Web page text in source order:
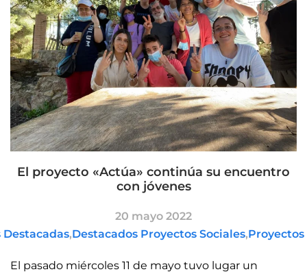
El proyecto «Actúa» continúa su encuentro
con jóvenes
20 mayo 2022
,Destacados Proyectos Sociales,Proyectos
El pasado miércoles 11 de mayo tuvo lugar un